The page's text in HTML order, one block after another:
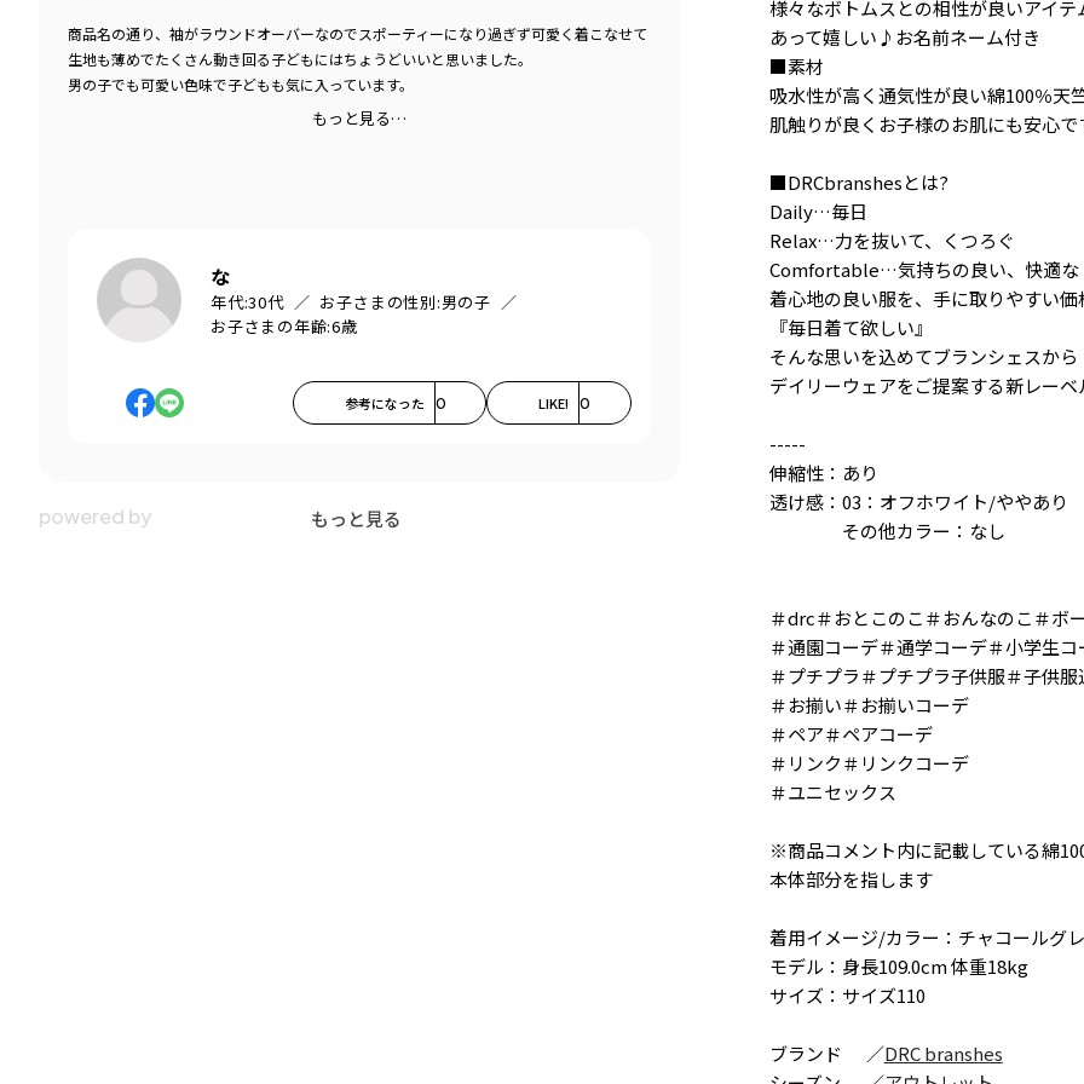
商品名の通り、袖がラウンドオーバーなのでスポーティーになり過ぎず可愛く着こなせて
生地も薄めでたくさん動き回る子どもにはちょうどいいと思いました。
男の子でも可愛い色味で子どもも気に入っています。
もっと見る…
な
年代:30代 お子さまの性別:男の子
お子さまの年齢:6歳
参考になった 0 LIKE! 0
もっと見る
様々なボトムスとの相性が良いアイテ
あって嬉しい♪お名前ネーム付き
■素材
吸水性が高く通気性が良い綿100％天
肌触りが良くお子様のお肌にも安心で
■DRCbranshesとは?
Daily…毎日
Relax…力を抜いて、くつろぐ
Comfortable…気持ちの良い、快適な
着心地の良い服を、手に取りやすい価
『毎日着て欲しい』
そんな思いを込めてブランシェスから
デイリーウェアをご提案する新レーベ
-----
伸縮性：あり
透け感：03：オフホワイト/ややあり
その他カラー：なし
＃drc＃おとこのこ＃おんなのこ＃ボ
＃通園コーデ＃通学コーデ＃小学生コ
＃プチプラ＃プチプラ子供服＃子供服
＃お揃い＃お揃いコーデ
＃ペア＃ペアコーデ
＃リンク＃リンクコーデ
＃ユニセックス
※商品コメント内に記載している綿
本体部分を指します
着用イメージ/カラー：チャコールグ
モデル：身長109.0cm 体重18kg
サイズ：サイズ110
ブランド ／DRC branshes